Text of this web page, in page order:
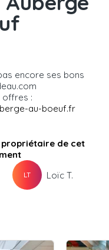
encore ses bons
offres :
au-boeuf.fr
propriétaire de cet
LT Loïc T.